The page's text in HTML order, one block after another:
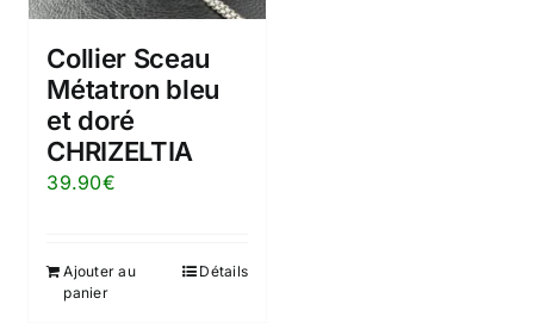
Collier Sceau
Métatron bleu
et doré
CHRIZELTIA
39.90€
Ajouter au
panier
Détails